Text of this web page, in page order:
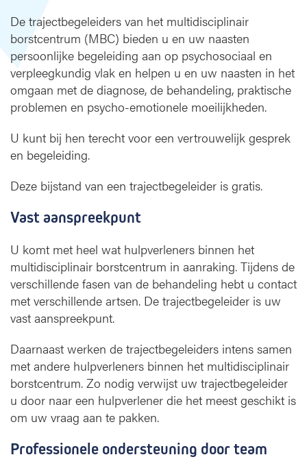
De trajectbegeleiders van het multidisciplinair
borstcentrum (MBC) bieden u en uw naasten
persoonlijke begeleiding aan op psychosociaal en
verpleegkundig vlak en helpen u en uw naasten in het
omgaan met de diagnose, de behandeling, praktische
problemen en psycho-emotionele moeilijkheden.
U kunt bij hen terecht voor een vertrouwelijk gesprek
en begeleiding.
Deze bijstand van een trajectbegeleider is gratis.
Vast aanspreekpunt
U komt met heel wat hulpverleners binnen het
multidisciplinair borstcentrum in aanraking. Tijdens de
verschillende fasen van de behandeling hebt u contact
met verschillende artsen. De trajectbegeleider is uw
vast aanspreekpunt.
Daarnaast werken de trajectbegeleiders intens samen
met andere hulpverleners binnen het multidisciplinair
borstcentrum. Zo nodig verwijst uw trajectbegeleider
u door naar een hulpverlener die het meest geschikt is
om uw vraag aan te pakken.
Professionele ondersteuning door team